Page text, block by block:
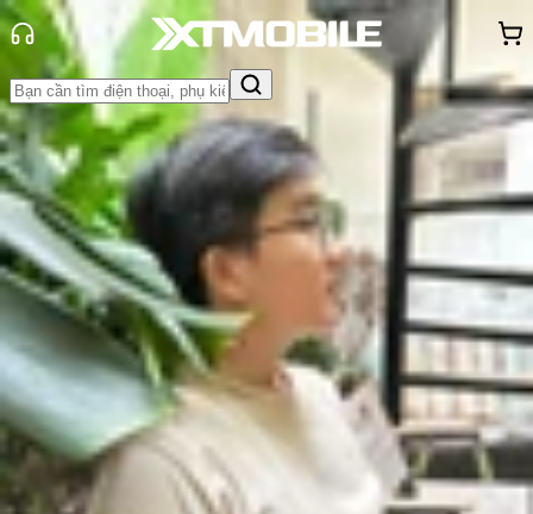
Trang chủ
Tin tức
Thủ thuật
Tin MớiĐánh Giá - Trên Tay So SánhTư vấn
mãiThủ thuậtHỏi đápApp - GameThông báoKhách
hàng - Sự kiện
Cách đặt mã PIN hoặc FaceID trên
ứng dụng Messenger
Vũ Hảo
Ngày đăng:
16/11/2023